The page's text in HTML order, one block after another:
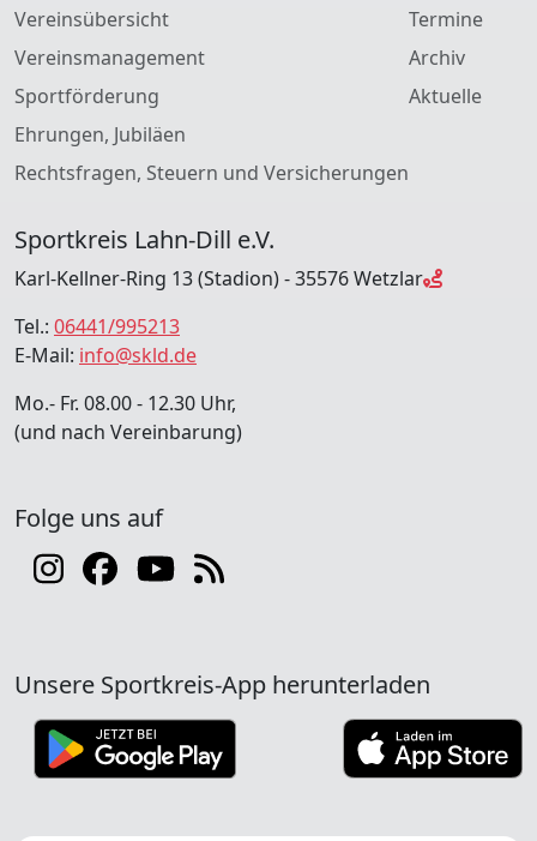
Vereinsübersicht
Vereinsmanagement
Sportförderung
Ehrungen, Jubiläen
Rechtsfragen, Steuern und Versicherungen
Termine
Archiv
Aktuelle
Sportkreis Lahn-Dill e.V.
Karl-Kellner-Ring 13 (Stadion) - 35576 Wetzlar
Tel.: 06441/995213
E-Mail: info@skld.de
Mo.- Fr. 08.00 - 12.30 Uhr,
(und nach Vereinbarung)
Folge uns auf
Unsere Sportkreis-App herunterladen